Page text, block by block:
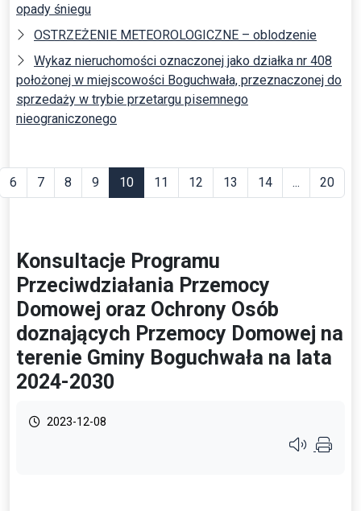
opady śniegu
OSTRZEŻENIE METEOROLOGICZNE – oblodzenie
Wykaz nieruchomości oznaczonej jako działka nr 408
położonej w miejscowości Boguchwała, przeznaczonej do
sprzedaży w trybie przetargu pisemnego
nieograniczonego
6 7 8 9 10 11 12 13 14 ... 20
Konsultacje Programu
Przeciwdziałania Przemocy
Domowej oraz Ochrony Osób
doznających Przemocy Domowej na
terenie Gminy Boguchwała na lata
2024-2030
2023-12-08
Przycisk